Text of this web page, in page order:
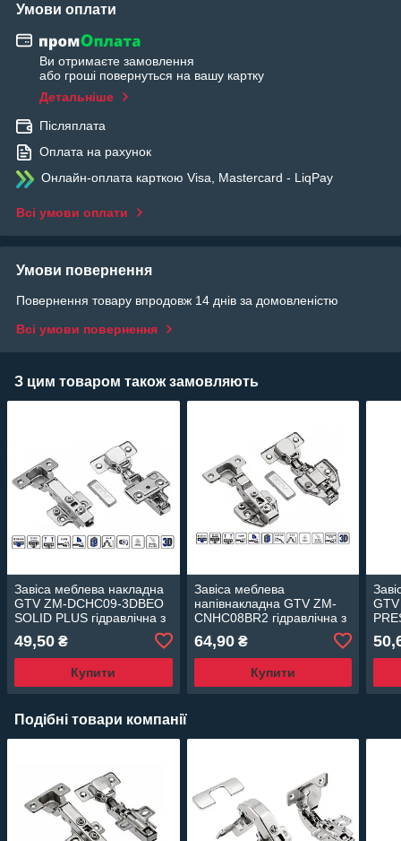
Умови оплати
Ви отримаєте замовлення
або гроші повернуться на вашу картку
Детальніше
Післяплата
Оплата на рахунок
Онлайн-оплата карткою Visa, Mastercard - LiqPay
Всі умови оплати
Умови повернення
Повернення товару впродовж 14 днів за домовленістю
Всі умови повернення
З цим товаром також замовляють
Завіса меблева накладна
GTV ZM-DCHC09-3DBEO
SOLID PLUS гідравлічна з
49,50 ₴
Купити
Завіса меблева
напівнакладна GTV ZM-
CNHC08BR2 гідравлічна з
64,90₴
Купити
Подібні товари компанії